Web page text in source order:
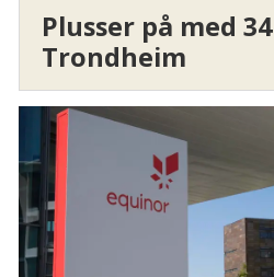
Plusser på med
Trondheim